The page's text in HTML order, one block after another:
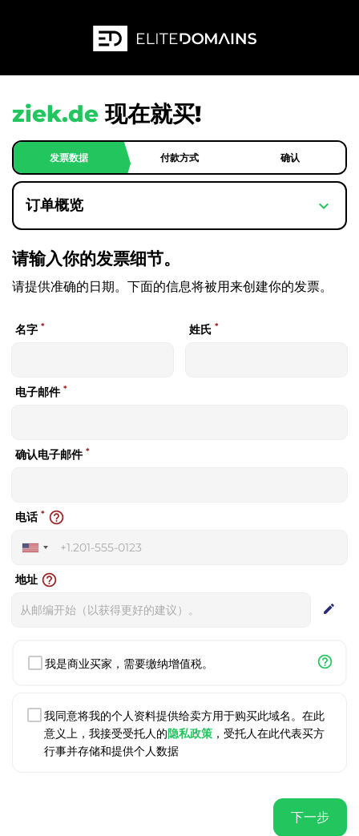
ziek.de 现在就买!
发票数据 付款方式 确认
订单概览 expand_more
请输入你的发票细节。
请提供准确的日期。下面的信息将被用来创建你的发票。
名字 * 姓氏 *
电子邮件 *
确认电子邮件 *
United
States
+1
电话 * help_outline
地址 help_outline
edit
我是商业买家，需要缴纳增值税。 help_outline
我同意将我的个人资料提供给卖方用于购买此域名。在此
意义上，我接受受托人的隐私政策 ，受托人在此代表买方
行事并存储和提供个人数据
下一步